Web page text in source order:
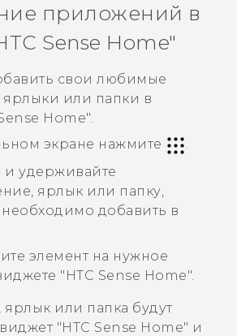
приложений в
Sense Home"‍
свои любимые
или папки в
Home"‍.
экране нажмите
.
и удерживайте
ярлык или папку,
добавить в
элемент на нужное
"‍ HTC Sense Home"‍.
или папка будут
"‍HTC Sense Home"‍ и